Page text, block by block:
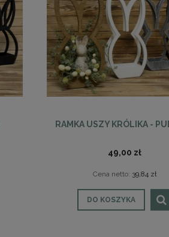
Serce siatka małe
RAMKA USZY KRÓLIKA -
49,00 zł
Cena netto: 39,84 zł
DO KOSZYKA